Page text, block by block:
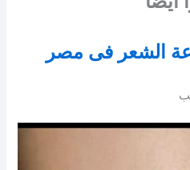
الشعر فى مصر